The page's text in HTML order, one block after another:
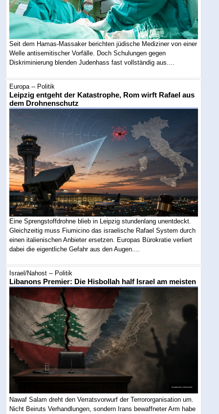
Seit dem Hamas-Massaker berichten jüdische Mediziner von einer
Welle antisemitischer Vorfälle. Doch Schulungen gegen
Diskriminierung blenden Judenhass fast vollständig aus....
Europa -- Politik
Leipzig entgeht der Katastrophe, Rom wirft Rafael aus
dem Drohnenschutz
Eine Sprengstoffdrohne blieb in Leipzig stundenlang unentdeckt.
Gleichzeitig muss Fiumicino das israelische Rafael System durch
einen italienischen Anbieter ersetzen. Europas Bürokratie verliert
dabei die eigentliche Gefahr aus den Augen....
Israel/Nahost -- Politik
Libanons Premier: Die Hisbollah half Israel am meisten
Nawaf Salam dreht den Verratsvorwurf der Terrororganisation um.
Nicht Beiruts Verhandlungen, sondern Irans bewaffneter Arm habe